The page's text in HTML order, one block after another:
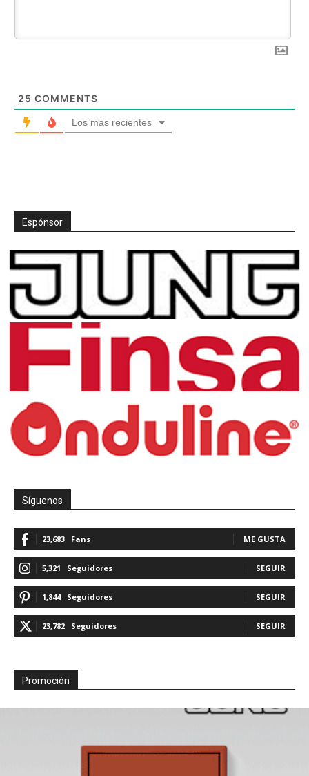
25 COMMENTS
Los más recientes
Espónsor
Síguenos
23,683 Fans ME GUSTA
5,321 Seguidores SEGUIR
1,844 Seguidores SEGUIR
23,782 Seguidores SEGUIR
Promoción